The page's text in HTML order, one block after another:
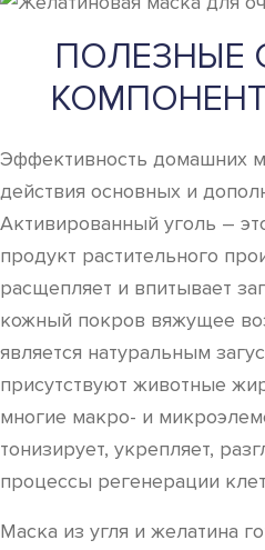
ПОЛЕЗНЫЕ
Эффективность домашних
действия основных и
Активированный уголь –
продукт растительного
расщепляет и впитывает
кожный покров вяжущее
является натуральным
присутствуют животные
многие макро- и
тонизирует, укрепляет,
процессы регенерации
Маска из угля и желатина